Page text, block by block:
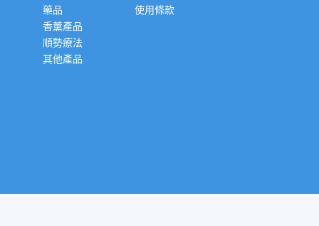
藥品
香薰產品
順勢療法
其他產品
使用條款